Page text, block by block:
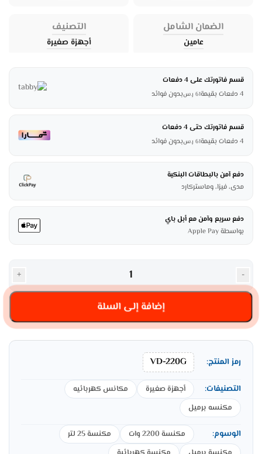
الضمان الشامل
عامين
التصنيف
أجهزة صغيرة
قسم فاتورتك على 4 دفعات
4 دفعات بقيمة
61 ر.سبدون فوائد
قسم فاتورتك حتى 4 دفعات
4 دفعات بقيمة
61 ر.سبدون فوائد
دفع آمن بالبطاقات البنكية
مدى، فيزا، وماستركارد
دفع سريع وآمن مع أبل باي
بواسطة Apple Pay
-
+
إضافة إلى السلة
رمز المنتج: VD-220G
التصنيفات: أجهزة صغيرة
مكانس كهربائيه
مكنسه برميل
الوسوم: مكنسة 2200 وات
مكنسة 25 لتر